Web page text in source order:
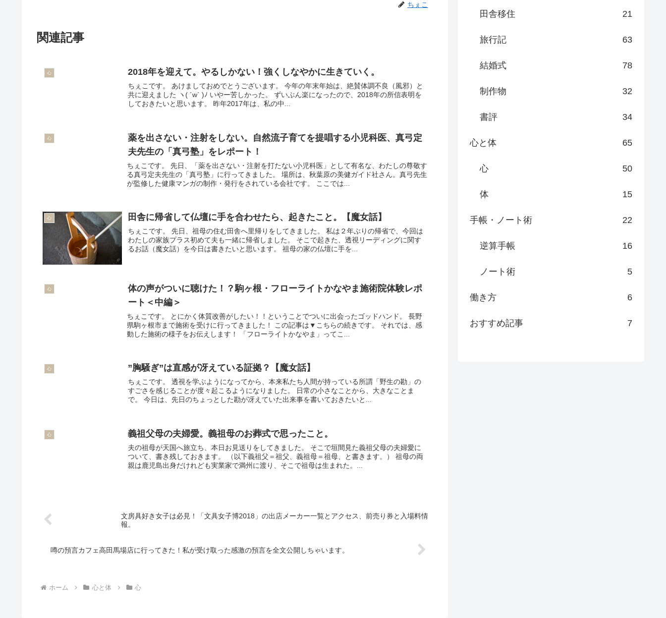
ちぇこ
関連記事
心 2018年を迎えて。やるしかない！強くしなやかに生きていく。
ちぇこです。 あけましておめでとうございます。 今年の年末年始は、絶賛体調不良（風邪）と
共に迎えました ヽ( ´w` )ﾉ いやー苦しかった。 ずいぶん楽になったので、2018年の所信表明を
しておきたいと思います。 昨年2017年は、私の中...
心
薬を出さない・注射をしない。自然流子育てを提唱する小児科医、真弓定
夫先生の「真弓塾」をレポート！
ちぇこです。 先日、「薬を出さない・注射を打たない小児科医」として有名な、わたしの尊敬す
る真弓定夫先生の「真弓塾」に行ってきました。 場所は、秋葉原の美健ガイド社さん。真弓先生
が監修した健康マンガの制作・発行をされている会社です。 ここでは...
心 田舎に帰省して仏壇に手を合わせたら、起きたこと。【魔女話】
ちぇこです。 先日、祖母の住む田舎へ里帰りをしてきました。 私は２年ぶりの帰省で、今回は
わたしの家族プラス初めて夫も一緒に帰省しました。 そこで起きた、透視リーディングに関す
るお話（魔女話）を今日は書きたいと思います。 祖母の家の仏壇に手を...
心
体の声がついに聴けた！？駒ヶ根・フローライトかなやま施術院体験レポ
ート＜中編＞
ちぇこです。 とにかく体質改善がしたい！！ということでついに出会ったゴッドハンド。 長野
県駒ヶ根市まで施術を受けに行ってきました！ この記事は▼こちらの続きです。 それでは、感
動した施術の様子をお伝えします！ 「フローライトかなやま」ってこ...
心 ”胸騒ぎ”は直感が冴えている証拠？【魔女話】
ちぇこです。 透視を学ぶようになってから、本来私たち人間が持っている所謂「野生の勘」の
すごさを感じることが度々起こるようになりました。 日常の小さなことから、大きなことま
で。 今日は、先日のちょっとした勘が冴えていた出来事を書いておきたいと...
心 義祖父母の夫婦愛。義祖母のお葬式で思ったこと。
夫の祖母が天国へ旅立ち、本日お見送りをしてきました。 そこで垣間見た義祖父母の夫婦愛に
ついて、書き残しておきます。 （以下義祖父＝祖父、義祖母＝祖母、と書きます。） 祖母の両
親は鹿児島出身だけれども実業家で満州に渡り、そこで祖母は生まれた。...
文房具好き女子は必見！「文具女子博2018」の出店メーカー一覧とアクセス、前売り券と入場料情
報。
噂の預言カフェ高田馬場店に行ってきた！私が受け取った感激の預言を全文公開しちゃいます。
ホーム 心と体 心
田舎移住 21
旅行記 63
結婚式 78
制作物 32
書評 34
心と体 65
心 50
体 15
手帳・ノート術 22
逆算手帳 16
ノート術 5
働き方 6
おすすめ記事 7